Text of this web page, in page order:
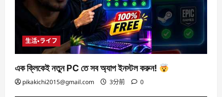
生活・ライフ
এক ক্লিকেই নতুন PC তে সব অ্যাপ ইনস্টল করুন!
pikakichi2015@gmail.com 3分前 0